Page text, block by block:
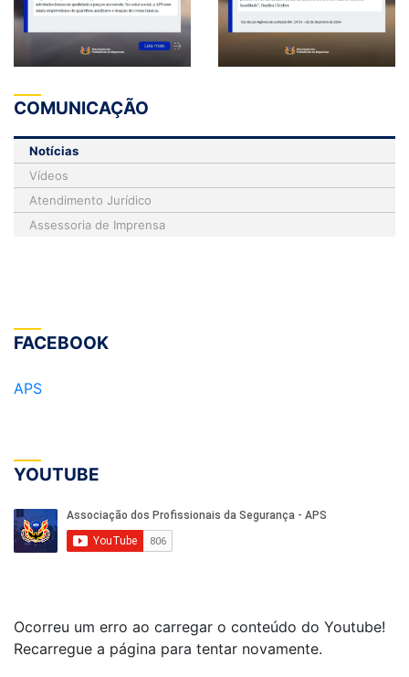
COMUNICAÇÃO
Notícias
Vídeos
Atendimento Jurídico
Assessoria de Imprensa
FACEBOOK
APS
YOUTUBE
Ocorreu um erro ao carregar o conteúdo do Youtube!
Recarregue a página para tentar novamente.